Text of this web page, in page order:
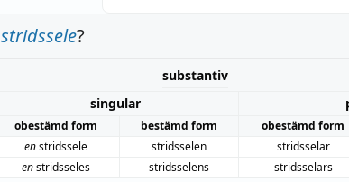
stridssele?
substantiv
singular
obestämd form bestämd form obestämd form
enstridssele stridsselen stridsselar
enstridsseles stridsselens stridsselars